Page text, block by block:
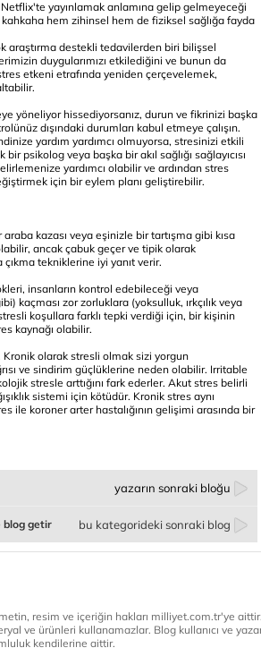
yayınlamak anlamına gelip gelmeyeceği
kahkaha hem zihinsel hem de fiziksel sağlığa fayda
araştırma destekli tedavilerden biri bilişsel
duygularımızı etkilediğini ve bunun da
etkeni etrafında yeniden çerçevelemek,
yöneliyor hissediyorsanız, durun ve fikrinizi başka
dışındaki durumları kabul etmeye çalışın.
yardım yardımcı olmuyorsa, stresinizi etkili
psikolog veya başka bir akıl sağlığı sağlayıcısı
yardımcı olabilir ve ardından stres
için bir eylem planı geliştirebilir.
kazası veya eşinizle bir tartışma gibi kısa
ancak çabuk geçer ve tipik olarak
tekniklerine iyi yanıt verir.
insanların kontrol edebileceği veya
kaçması zor zorluklara (yoksulluk, ırkçılık veya
koşullara farklı tepki verdiği için, bir kişinin
kaynağı olabilir.
olarak stresli olmak sizi yorgun
ve sindirim güçlüklerine neden olabilir. Irritable
stresle arttığını fark ederler. Akut stres belirli
sistemi için kötüdür. Kronik stres aynı
ile koroner arter hastalığının gelişimi arasında bir
yazarın sonraki bloğu
bu kategorideki sonraki blog
blog getir
resim ve içeriğin hakları milliyet.com.tr'ye
ve ürünleri kullanamazlar. Blog kullanıcı ve
kendilerine aittir.